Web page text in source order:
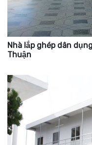
Nhà lắp ghép dân
Thuận